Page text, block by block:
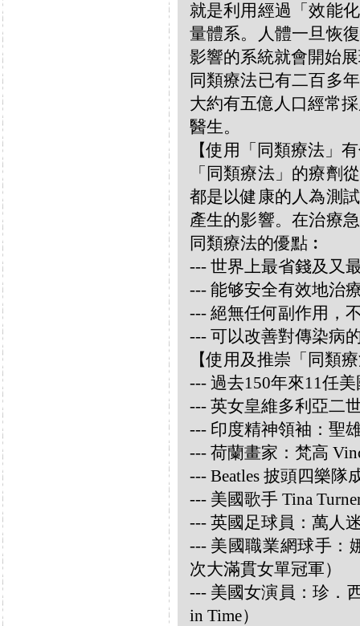
就是利用經過「效能
量體系。人體一旦恢
影響的系統就會開始
同類療法已有二百多
大約有五億人口經常
醫生。
【使用「同類療法」
「同類療法」的療劑
都是以健康的人為測
產生的影響。在治療
同類療法的優點︰
--- 世界上最省錢及又
--- 能够安全有效地治
--- 絕無任何副作用，
--- 可以改善對傳染病
【使用及推崇「同類
--- 過去150年來11任
--- 英女皇維多利亞二
--- 印度精神領袖：聖
--- 荷蘭畫家：梵高
--- Beatles 披頭四樂隊
--- 美國歌手 Tina
--- 英國足球員：萬人
--- 美國職業網球手：
次大滿貫女單冠軍）
--- 美國女演員：珍．
in Time）